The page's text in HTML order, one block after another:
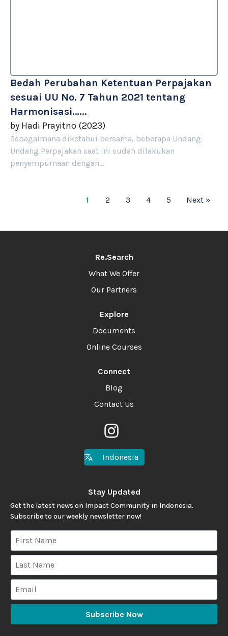
Bedah Perubahan Ketentuan Perpajakan
sesuai UU No. 7 Tahun 2021 tentang
Harmonisasi…...
by Hadi Prayitno (2023)
Sebagaimana diketahui bersama, beberapa Undang-
Undang Perpajakan saat ini sudah dilakukan
penyempurnaan dengan...
1 2 3 4 5 Next »
Re.Search
What We Offer
Our Partners
Explore
Documents
Online Courses
Connect
Blog
Contact Us
Indonesia
Stay Updated
Get the latest news on Impact Community in Indonesia.
Subscribe to our weekly newsletter now!
Subscribe Now